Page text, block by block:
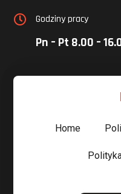
 Godziny pracy
Pn – Pt 8.00 –
Home